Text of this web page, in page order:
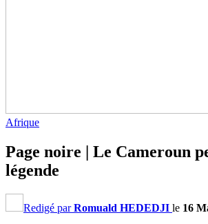
Afrique
Page noire | Le Cameroun
légende
Redigé parRomuald HEDEDJI le 16